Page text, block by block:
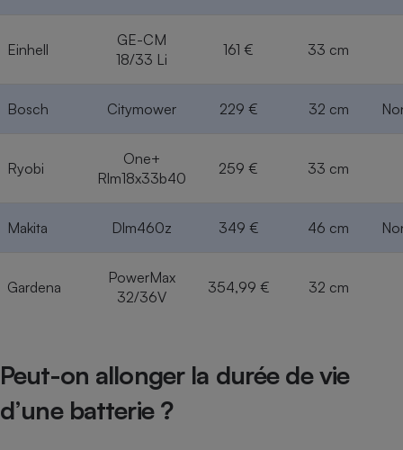
Einhell
GE-CM
18/33 Li
161 € 33 cm
Bosch Citymower 229 € 32 cm
Ryobi
One+
Rlm18x33b40
259 € 33 cm
Makita Dlm460z 349 € 46 cm
Gardena
PowerMax
32/36V
354,99 € 32 cm
Peut-on allonger la durée de vie
d’une batterie ?